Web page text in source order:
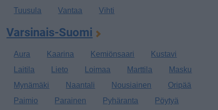
Tuusula
Vantaa Vihti
Varsinais-Suomi
Aura Kaarina Kemiönsaari
Kustavi
Laitila
Lieto Loimaa Marttila
Masku
Mynämäki
Naantali Nousiainen
Oripää
Paimio
Parainen Pyhäranta Pöytyä